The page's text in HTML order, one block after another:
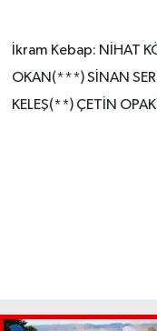
İkram Kebap: NİHAT
OKAN(***) SİNAN
KELEŞ(**) ÇETİN